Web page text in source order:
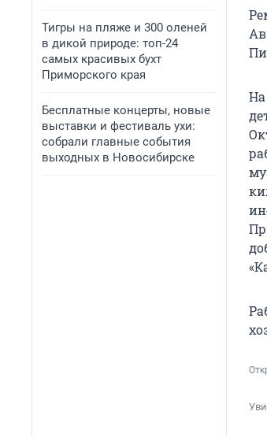
Тигры на пляже и 300 оленей
в дикой природе: топ-24
самых красивых бухт
Приморского края
Бесплатные концерты, новые
выставки и фестиваль ухи:
собрали главные события
выходных в Новосибирске